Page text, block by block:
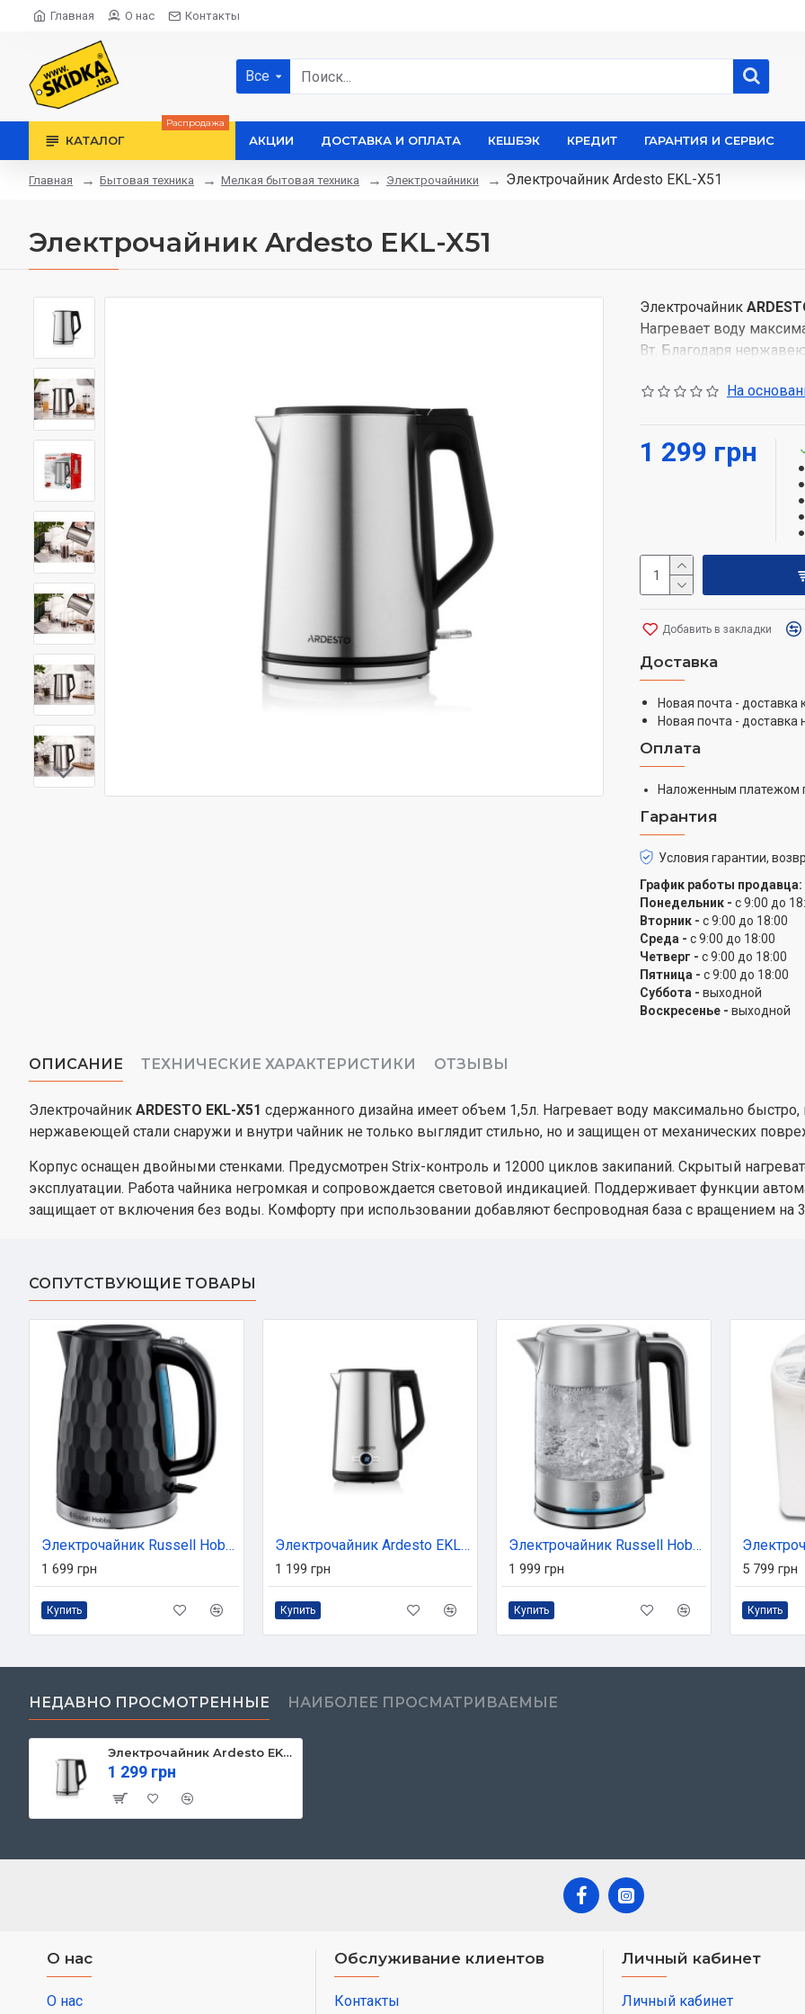
Главная О нас Контакты
Все
КАТАЛОГ
Распродажа
АКЦИИ ДОСТАВКА И ОПЛАТА КЕШБЭК КРЕДИТ ГАРАНТИЯ И СЕРВИС
Главная Бытовая техника Мелкая бытовая техника Электрочайники Электрочайник Ardesto EKL-X51
Электрочайник Ardesto EKL-X51
Электрочайник
Нагревает воду
Вт. Благодаря
охлаждения воды.
циклов закипаний.
длительный срок
световой индикацией.
во время закипания и
использовании
ручка.
На
1 299 грн
Добавить в закладки
Доставка
Новая почта - доставка
Новая почта - доставка
Оплата
Наложенным платежом
Гарантия
Условия гарантии,
График работы продавца:
Понедельник - с 9:00 до
Вторник - с 9:00 до 18:00
Среда - с 9:00 до 18:00
Четверг - с 9:00 до 18:00
Пятница - с 9:00 до 18:00
Суббота - выходной
Воскресенье - выходной
ОПИСАНИЕ ТЕХНИЧЕСКИЕ ХАРАКТЕРИСТИКИ ОТЗЫВЫ
Электрочайник ARDESTO EKL-X51 сдержанного дизайна имеет объем 1,5л. Нагревает воду максимально
нержавеющей стали снаружи и внутри чайник не только выглядит стильно, но и защищен от механических
Корпус оснащен двойными стенками. Предусмотрен Strix-контроль и 12000 циклов закипаний. Скрытый
эксплуатации. Работа чайника негромкая и сопровождается световой индикацией. Поддерживает функции
защищает от включения без воды. Комфорту при использовании добавляют беспроводная база с вращением на
СОПУТСТВУЮЩИЕ ТОВАРЫ
Электрочайник Russell Hobbs 26051-70
1 699 грн
Купить
Электрочайник Ardesto EKL-X52E
1 199 грн
Купить
Электрочайник Russell Hobbs CompactHome (24191-70)
1 999 грн
Купить
5 799 грн
Купить
НЕДАВНО ПРОСМОТРЕННЫЕ НАИБОЛЕЕ ПРОСМАТРИВАЕМЫЕ
Электрочайник Ardesto EKL-X51
1 299 грн
О нас
О нас
Обслуживание клиентов
Контакты
Личный кабинет
Личный кабинет